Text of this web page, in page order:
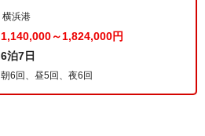
横浜港
1,140,000～1,824,000円
6泊7日
朝6回、昼5回、夜6回